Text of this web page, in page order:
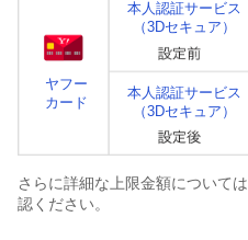
ヤフー
カード
本人認証サービス
（3Dセキュア）
本人認証サービス
（3Dセキュア）
さらに詳細な上限金額については
認ください。